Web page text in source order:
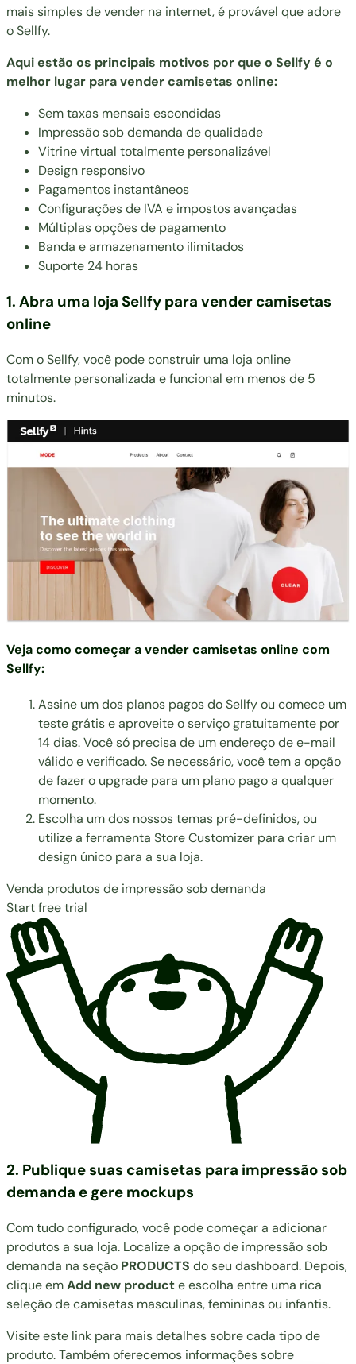
mais simples de vender na internet, é provável que adore
o Sellfy.
Aqui estão os principais motivos por que o Sellfy é o
melhor lugar para vender camisetas online:
Sem taxas mensais escondidas
Impressão sob demanda de qualidade
Vitrine virtual totalmente personalizável
Design responsivo
Pagamentos instantâneos
Configurações de IVA e impostos avançadas
Múltiplas opções de pagamento
Banda e armazenamento ilimitados
Suporte 24 horas
1. Abra uma loja Sellfy para vender camisetas
online
Com o Sellfy, você pode construir uma loja online
totalmente personalizada e funcional em menos de 5
minutos.
Veja como começar avender camisetas online com
Sellfy:
Assine um dos planos pagos do Sellfyou comece um
teste grátis e aproveite o serviço gratuitamente por
14 dias. Você só precisa de um endereço de e-mail
válido e verificado. Se necessário, você tem a opção
de fazer o upgrade para um plano pago a qualquer
momento.
Escolha um dos nossos temas pré-definidos, ou
utilize a ferramenta Store Customizer para criar um
design único para a sua loja.
Venda produtos de impressão sob demanda
Start free trial
2. Publique suas camisetas para impressão sob
demanda e gere mockups
Com tudo configurado, você pode começar a adicionar
produtos a sua loja. Localize a opção de impressão sob
demanda na seção PRODUCTS do seu dashboard. Depois,
clique emAdd new producte escolha entre uma rica
seleção de camisetas masculinas, femininas ou infantis.
Visite este link para mais detalhes sobre cada tipo de
produto. Também oferecemos informações sobre